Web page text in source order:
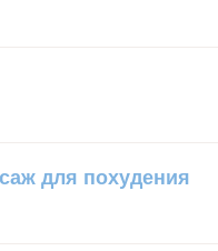
для похудения